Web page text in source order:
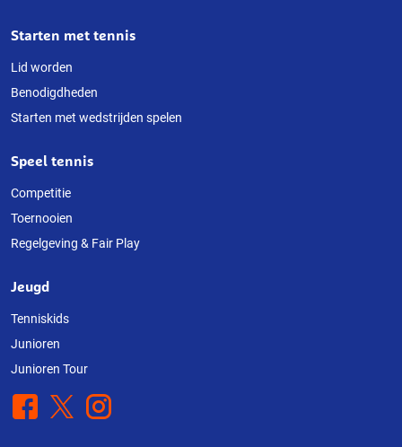
Starten met tennis
Lid worden
Benodigdheden
Starten met wedstrijden spelen
Speel tennis
Competitie
Toernooien
Regelgeving & Fair Play
Jeugd
Tenniskids
Junioren
Junioren Tour
Facebook
X Instagram